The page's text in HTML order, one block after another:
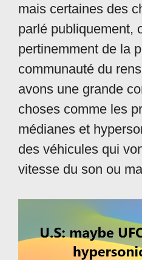
mais certaines des
parlé publiquement,
pertinemment de la
communauté du
avons une grande
choses comme les
médianes et
des véhicules qui
vitesse du son ou